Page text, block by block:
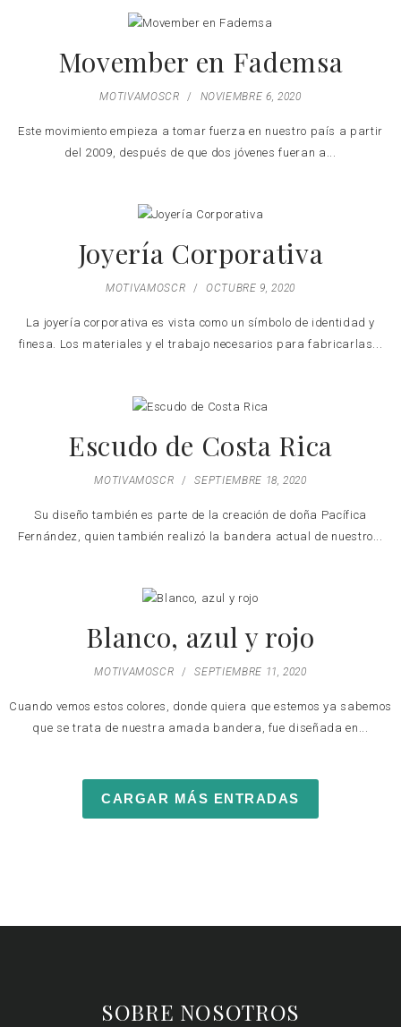
Movember en Fademsa
MOTIVAMOSCR / NOVIEMBRE 6, 2020
Este movimiento empieza a tomar fuerza en nuestro país a partir
del 2009, después de que dos jóvenes fueran a...
Joyería Corporativa
MOTIVAMOSCR / OCTUBRE 9, 2020
La joyería corporativa es vista como un símbolo de identidad y
finesa. Los materiales y el trabajo necesarios para fabricarlas...
Escudo de Costa Rica
MOTIVAMOSCR / SEPTIEMBRE 18, 2020
Su diseño también es parte de la creación de doña Pacífica
Fernández, quien también realizó la bandera actual de nuestro...
Blanco, azul y rojo
MOTIVAMOSCR / SEPTIEMBRE 11, 2020
Cuando vemos estos colores, donde quiera que estemos ya sabemos
que se trata de nuestra amada bandera, fue diseñada en...
CARGAR MÁS ENTRADAS
SOBRE NOSOTROS